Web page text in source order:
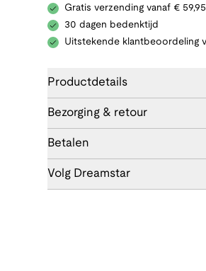
Gratis verzending vanaf €
30 dagen bedenktijd
Uitstekende klantbeoordeling
Productdetails
Bezorging & retour
Betalen
Volg Dreamstar